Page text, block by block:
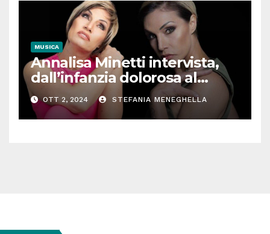
MUSICA
Annalisa Minetti intervista,
dall’infanzia dolorosa al
successo: “Così la musica e lo
sport mi hanno salvata”
OTT 2, 2024 STEFANIA MENEGHELLA